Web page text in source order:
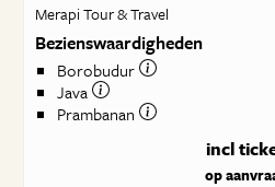
Merapi Tour & Travel
Bezienswaardigheden
Borobudur
Java
Prambanan
incl
op